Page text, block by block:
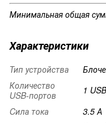
Минимальная общая
Характеристики
Тип устройства
Количество
USB-портов
1
Cила тока
3.5 А